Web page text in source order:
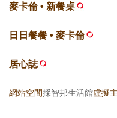
麥卡倫 • 新餐桌
日日餐餐 • 麥卡倫
居心誌
網站空間採智邦生活館虛擬